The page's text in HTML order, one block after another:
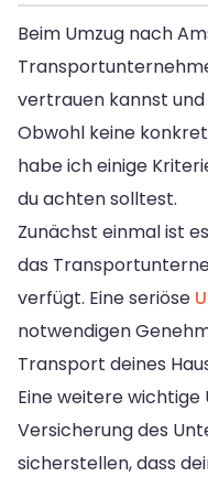
Beim Umzug nach
vertrauen kannst und
Obwohl keine
habe ich einige
du achten solltest.
Zunächst einmal ist
das
verfügt. Eine seriöse
notwendigen
Transport deines
Eine weitere wichtige
Versicherung des
sicherstellen, dass